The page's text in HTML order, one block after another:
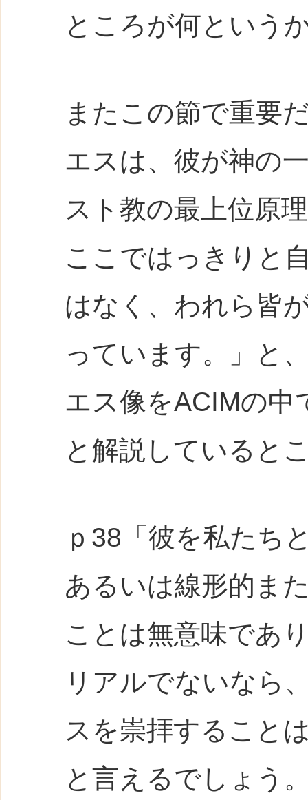
ところが何という
またこの節で重要
エスは、彼が神の
スト教の最上位原
ここではっきりと
はなく、われら皆
っています。」と
エス像をACIMの
と解説していると
ｐ38「彼を私たち
あるいは線形的ま
ことは無意味であ
リアルでないなら
スを崇拝すること
と言えるでしょう